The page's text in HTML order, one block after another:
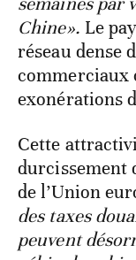
Chine». Le
réseau dense
commerciaux
exonérations
Cette
durcissement
de l’Union
des taxes
peuvent